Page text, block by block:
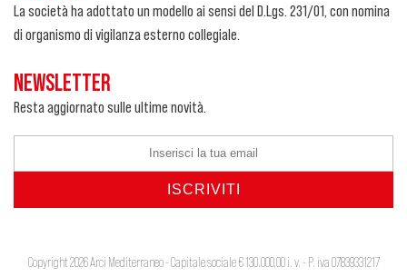
La società ha adottato un modello ai sensi del D.Lgs. 231/01, con nomina
di organismo di vigilanza esterno collegiale.
NEWSLETTER
Resta aggiornato sulle ultime novità.
Copyright 2026 Arci Mediterraneo - Capitale sociale € 130.000,00 i. v. - P. iva 07839331217